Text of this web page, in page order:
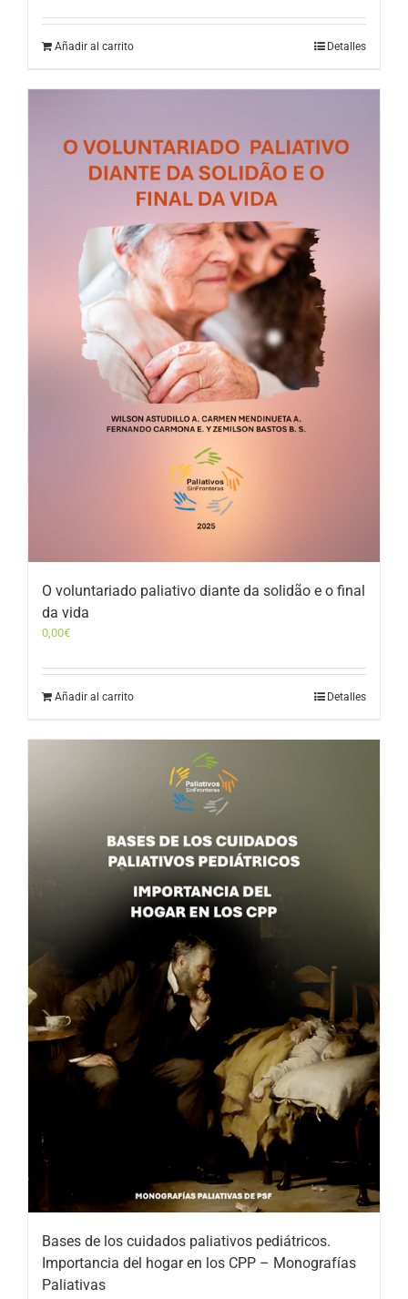
Añadir al carrito Detalles
O voluntariado paliativo diante da solidão e o final
da vida
0,00€
Añadir al carrito Detalles
Bases de los cuidados paliativos pediátricos.
Importancia del hogar en los CPP – Monografías
Paliativas